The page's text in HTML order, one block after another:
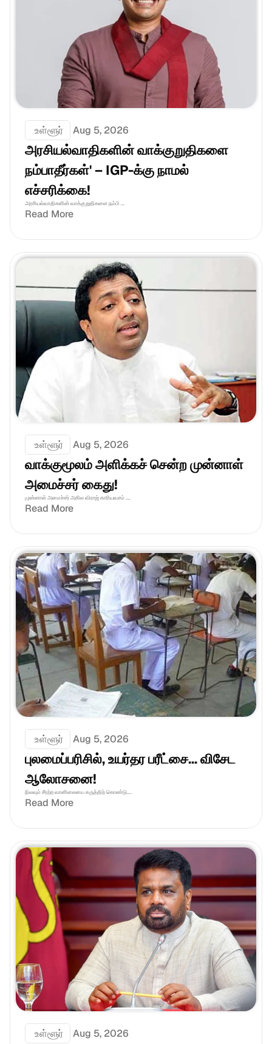
உள்ளூர் Aug 5, 2026
அரசியல்வாதிகளின் வாக்குறுதிகளை
நம்பாதீர்கள்' – IGP-க்கு நாமல்
எச்சரிக்கை!
அரசியல்வாதிகளின் வாக்குறுதிகளை நம்பி ...
Read More
உள்ளூர் Aug 5, 2026
வாக்குமூலம் அளிக்கச் சென்ற முன்னாள்
அமைச்சர் கைது!
முன்னாள் அமைச்சர் அகில விராஜ் காரியவசம் ....
Read More
உள்ளூர் Aug 5, 2026
புலமைப்பரிசில், உயர்தர பரீட்சை... விசேட
ஆலோசனை!
நிலவும் சீரற்ற வானிலையை கருத்திற் கொண்டு....
Read More
உள்ளூர் Aug 5, 2026